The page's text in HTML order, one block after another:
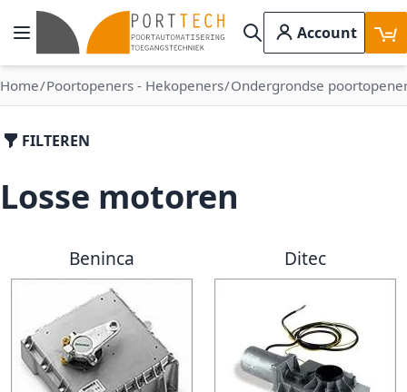
Ga naar de inhoud
Toggle Nav
Search
Account
Home Poortopeners - Hekopeners Ondergrondse
FILTEREN
Losse motoren
Beninca Ditec